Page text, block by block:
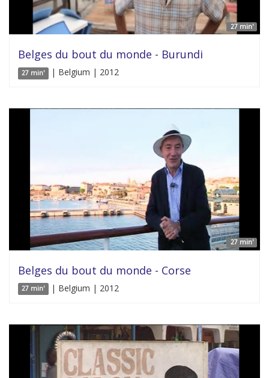
27 min'
Belges du bout du monde - Burundi
27 min' | Belgium | 2012
27 min'
Belges du bout du monde - Corse
27 min' | Belgium | 2012